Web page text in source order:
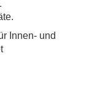
Innen- und